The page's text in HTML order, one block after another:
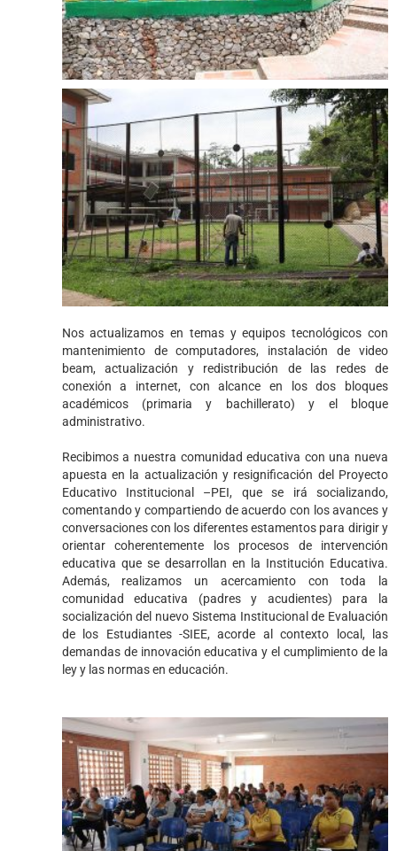
Nos actualizamos en temas y equipos tecnológicos con
mantenimiento de computadores, instalación de video
beam, actualización y redistribución de las redes de
conexión a internet, con alcance en los dos bloques
académicos (primaria y bachillerato) y el bloque
administrativo.
Recibimos a nuestra comunidad educativa con una nueva
apuesta en la actualización y resignificación del Proyecto
Educativo Institucional –PEI, que se irá socializando,
comentando y compartiendo de acuerdo con los avances y
conversaciones con los diferentes estamentos para dirigir y
orientar coherentemente los procesos de intervención
educativa que se desarrollan en la Institución Educativa.
Además, realizamos un acercamiento con toda la
comunidad educativa (padres y acudientes) para la
socialización del nuevo Sistema Institucional de Evaluación
de los Estudiantes -SIEE, acorde al contexto local, las
demandas de innovación educativa y el cumplimiento de la
ley y las normas en educación.